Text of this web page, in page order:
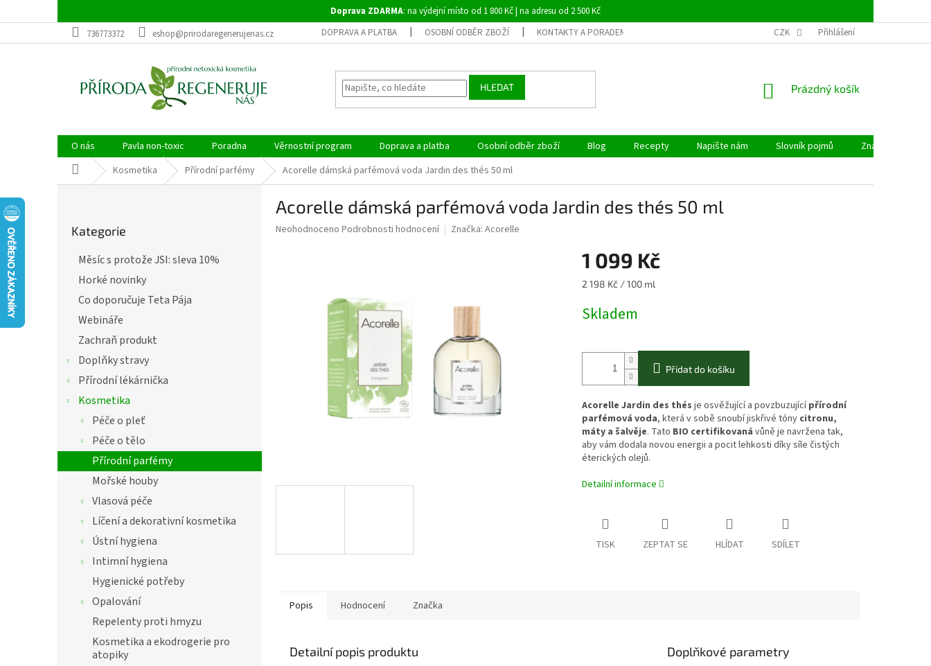
na
Doprava ZDARMA: na výdejní místo od 1 800 Kč | na adresu od 2 500 Kč
736773372
eshop@prirodaregenerujenas.cz DOPRAVA A PLATBA OSOBNÍ ODBĚR ZBOŽÍ KONTAKTY A PORADENSTVÍ PODMÍNKY OCHRANY OSOBNÍCH
CZK Přihlášení
HLEDAT
NÁKUPNÍ
Prázdný košík
O nás Pavla non-toxic Poradna Věrnostní program Doprava a platba Osobní odběr zboží Blog Recepty Napište nám Slovník pojmů
Značky
Domů Kosmetika Přírodní parfémy Acorelle dámská parfémová voda Jardin des thés 50 ml
kategorie
Kategorie
Měsíc s protože JSI: sleva 10%
Horké novinky
Co doporučuje Teta Pája
Webináře
Zachraň produkt
Doplňky stravy
Přírodní lékárnička
Kosmetika
Péče o pleť
Péče o tělo
Přírodní parfémy
Mořské houby
Vlasová péče
Líčení a dekorativní kosmetika
Ústní hygiena
Intimní hygiena
Hygienické potřeby
Opalování
Repelenty proti hmyzu
Kosmetika a ekodrogerie pro
atopiky
Acorelle dámská parfémová voda Jardin des thés 50 ml
Průměrné
Neohodnoceno Podrobnosti hodnocení Značka: Acorelle
1 099 Kč
Měrná
2 198 Kč / 100 ml
Skladem
Přidat do košíku
Acorelle Jardin des thés je osvěžující a povzbuzujícípřírodní
parfémová voda, která v sobě snoubí jiskřivé tóny citronu,
máty a šalvěje. Tato BIO certifikovaná vůně je navržena tak,
aby vám dodala novou energii a pocit lehkosti díky síle čistých
éterických olejů.
Detailní informace
TISK ZEPTAT SE HLÍDAT SDÍLET
Popis Hodnocení Značka
Detailní popis produktu Doplňkové parametry